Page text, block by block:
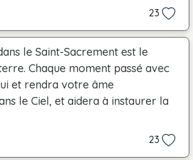
23
le Saint-Sacrement est le
Chaque moment passé avec
et rendra votre âme
le Ciel, et aidera à instaurer la
23